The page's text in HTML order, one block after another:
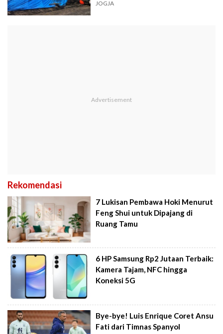
JOGJA
Rekomendasi
7 Lukisan Pembawa Hoki Menurut
Feng Shui untuk Dipajang di
Ruang Tamu
6 HP Samsung Rp2 Jutaan Terbaik:
Kamera Tajam, NFC hingga
Koneksi 5G
Bye-bye! Luis Enrique Coret Ansu
Fati dari Timnas Spanyol